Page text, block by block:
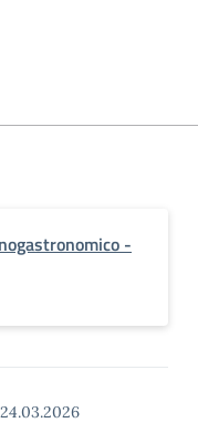
-
24.03.2026